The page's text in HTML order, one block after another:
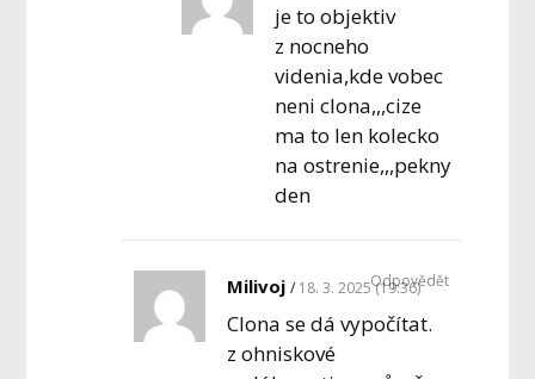
je to objektiv
z nocneho
videnia,kde vobec
neni clona,,,cize
ma to len kolecko
na ostrenie,,,pekny
den
Milivoj 18. 3. 2025 (19:36)
Clona se dá vypočítat.
z ohniskové
Odpovědět